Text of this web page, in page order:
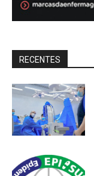
RECENTES